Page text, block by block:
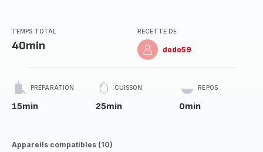
TEMPS TOTAL
40min
RECETTE DE
dodo59
PRÉPARATION
15min
CUISSON
25min
REPOS
0min
Appareils compatibles (10)